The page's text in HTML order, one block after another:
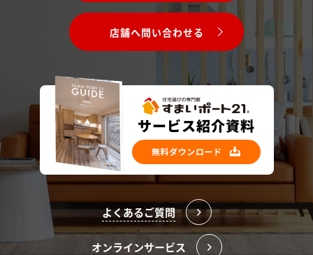
店舗へ問い合わせる
よくあるご質問
オンラインサービス